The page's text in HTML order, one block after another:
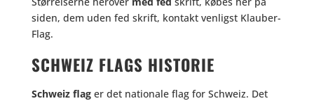
siden, dem uden fed skrift, kontakt venligst Klauber-
Flag.
SCHWEIZ FLAGS HISTORIE
Schweiz flager det nationale flag for Schweiz. Det